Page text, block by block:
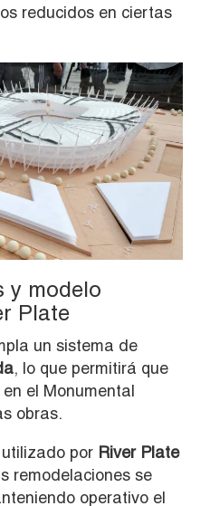
reducidos en ciertas
y modelo
Plate
un sistema de
, lo que permitirá que
el Monumental
obras.
por River Plate
remodelaciones se
operativo el